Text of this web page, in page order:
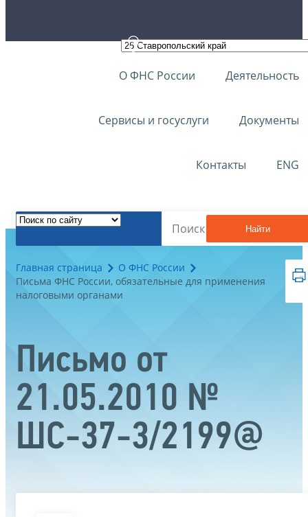
О ФНС России Деятельность
Сервисы и госуслуги Документы
Контакты ENG
Найти
Главная страница
О ФНС России
Письма ФНС России, обязательные для применения
налоговыми органами
Письмо от
21.05.2010 №
ШС-37-3/2199@